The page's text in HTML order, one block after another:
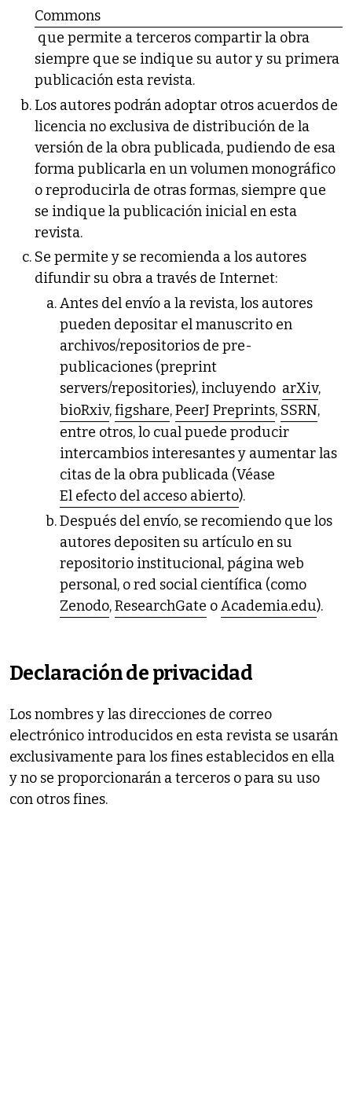
Commons
que permite a terceros compartir la obra
siempre que se indique su autor y su primera
publicación esta revista.
Los autores podrán adoptar otros acuerdos de
licencia no exclusiva de distribución de la
versión de la obra publicada, pudiendo de esa
forma publicarla en un volumen monográfico
o reproducirla de otras formas, siempre que
se indique la publicación inicial en esta
revista.
Se permite y se recomienda a los autores
difundir su obra a través de Internet:
Antes del envío a la revista, los autores
pueden depositar el manuscrito en
archivos/repositorios de pre-
publicaciones (preprint
servers/repositories), incluyendo arXiv,
bioRxiv,figshare,PeerJ Preprints, SSRN,
entre otros, lo cual puede producir
intercambios interesantes y aumentar las
citas de la obra publicada (Véase
El efecto del acceso abierto).
Después del envío, se recomiendo que los
autores depositen su artículo en su
repositorio institucional, página web
personal, o red social científica (como
Zenodo,ResearchGate oAcademia.edu).
Declaración de privacidad
Los nombres y las direcciones de correo
electrónico introducidos en esta revista se usarán
exclusivamente para los fines establecidos en ella
y no se proporcionarán a terceros o para su uso
con otros fines.